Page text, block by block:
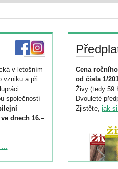
v letošním
vzniku a při
společností
dnech 16.–
...
Cena
od čísla 1/
Živy (tedy 59
Dvouleté
Zjistěte, jak